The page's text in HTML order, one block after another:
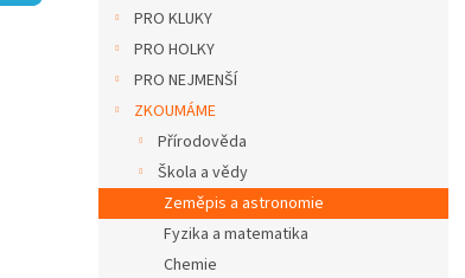
PRO KLUKY
PRO HOLKY
PRO NEJMENŠÍ
ZKOUMÁME
Přírodověda
Škola a vědy
Zeměpis a astronomie
Fyzika a matematika
Chemie